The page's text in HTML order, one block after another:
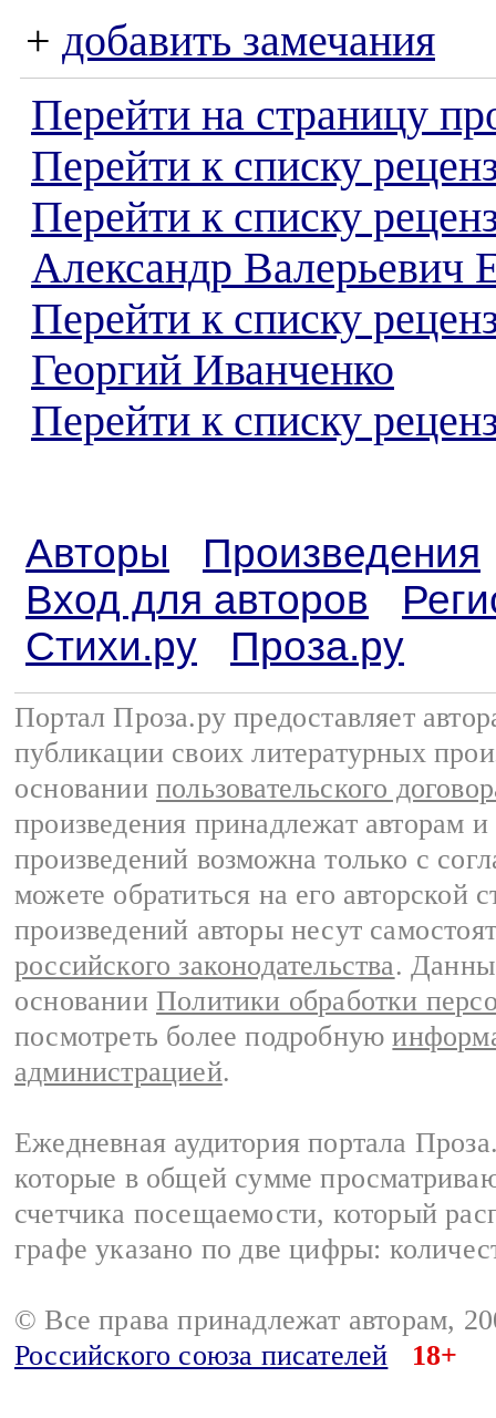
+ добавить замечания
Перейти на страницу
Перейти к списку
Перейти к списку
Александр Валерьевич
Перейти к списку
Георгий Иванченко
Перейти к списку
Авторы
Произведения
Вход для авторов
Стихи.ру
Проза.ру
Портал Проза.ру предоставляет
публикации своих литературных
основании пользовательского
произведения принадлежат авторам
произведений возможна только с
можете обратиться на его авторской
произведений авторы несут
российского законодательства.
основании Политики обработки
посмотреть более подробную
администрацией.
Ежедневная аудитория портала
которые в общей сумме
счетчика посещаемости, который
графе указано по две цифры:
© Все права принадлежат авторам,
Российского союза писателей
18+